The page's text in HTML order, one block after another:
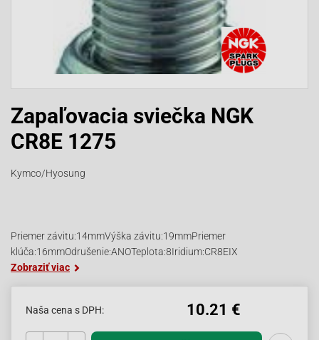
Zapaľovacia sviečka NGK
CR8E 1275
Kymco/Hyosung
Priemer závitu:14mmVýška závitu:19mmPriemer
klúča:16mmOdrušenie:ANOTeplota:8Iridium:CR8EIX
Zobraziť viac
Naša cena s DPH: 10.21 €